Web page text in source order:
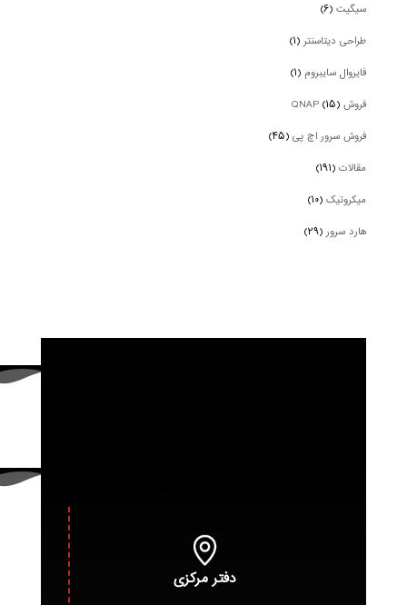
سیگیت(۶)
طراحی دیتاسنتر(۱)
فایروال سایبروم (۱)
فروش QNAP (۱۵)
فروش سرور اچ پی(۴۵)
مقالات(۱۹۱)
میکروتیک(۱۰)
هارد سرور(۲۹)
دفتر مرکزی